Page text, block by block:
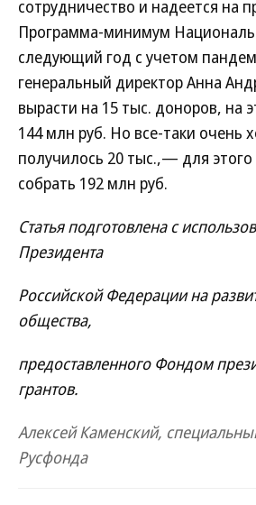
сотрудничество и надеется на
Программа-минимум
следующий год с учетом
генеральный директор Анна
вырасти на 15 тыс. доноров, на
144 млн руб. Но все-таки очень
получилось 20 тыс.,— для
собрать 192 млн руб.
Статья подготовлена с
Президента
Российской Федерации на
общества,
предоставленного Фондом
грантов.
Алексей Каменский,
Русфонда